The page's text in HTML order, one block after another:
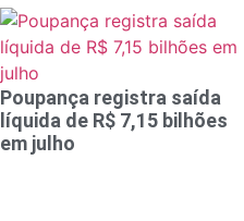
Poupança registra saída
líquida de R$ 7,15 bilhões
em julho